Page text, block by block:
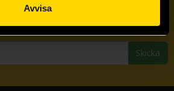
Avvisa
Skicka